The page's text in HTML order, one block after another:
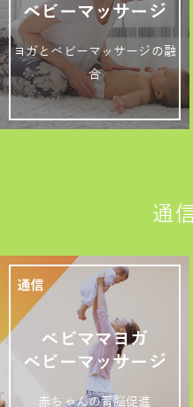
ベビーマッサージ
ヨガとベビーマッサージの融
合
通
ベビママヨガ
ベビーマッサージ
赤ちゃんの育脳促進